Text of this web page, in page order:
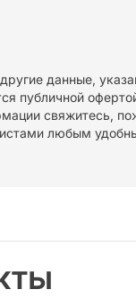
данные,
публичной
свяжитесь,
любым